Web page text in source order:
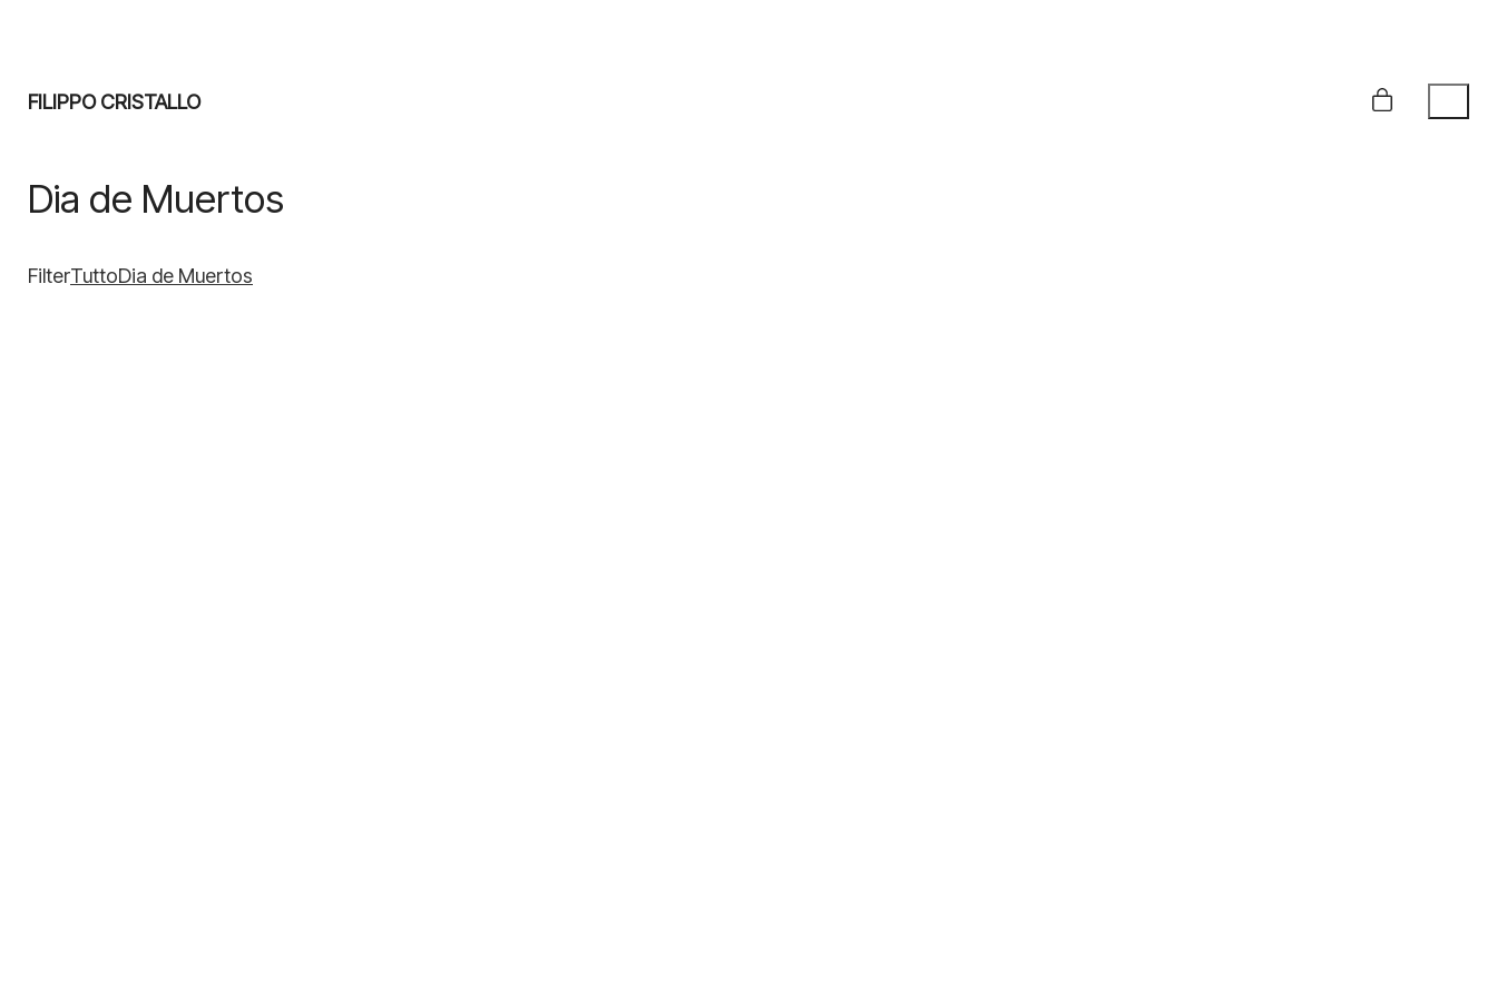
FILIPPO CRISTALLO
Dia de Muertos
FilterTuttoDia de Muertos